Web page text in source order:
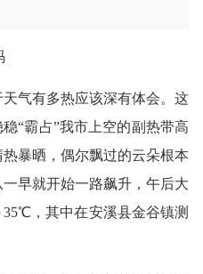
气有多热应该深有体会。这
“霸占”我市上空的副热带高
暴晒，偶尔飘过的云朵根本
早就开始一路飙升，午后大
，其中在安溪县金谷镇测